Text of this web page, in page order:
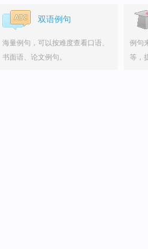
双语例句
海量例句，可以按难度查看口语、
书面语、论文例句。
例句
等，